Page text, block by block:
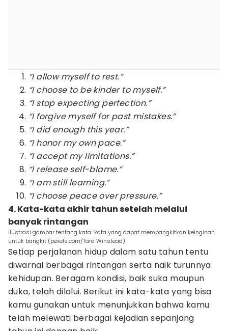
“I allow myself to rest.”
“I choose to be kinder to myself.”
“I stop expecting perfection.”
“I forgive myself for past mistakes.”
“I did enough this year.”
“I honor my own pace.”
“I accept my limitations.”
“I release self-blame.”
“I am still learning.”
“I choose peace over pressure.”
4. Kata-kata akhir tahun setelah melalui
banyak rintangan
Ilustrasi gambar tentang kata-kata yang dapat membangkitkan keinginan
untuk bangkit (pexels.com/Tara Winstead)
Setiap perjalanan hidup dalam satu tahun tentu
diwarnai berbagai rintangan serta naik turunnya
kehidupan. Beragam kondisi, baik suka maupun
duka, telah dilalui. Berikut ini kata-kata yang bisa
kamu gunakan untuk menunjukkan bahwa kamu
telah melewati berbagai kejadian sepanjang